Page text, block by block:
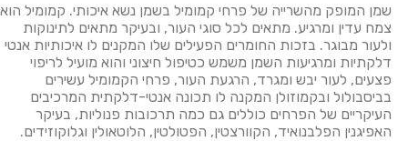
שמן המופק מהשרייה של פרחי קמומיל בשמן נשא איכותי. קמומיל הוא
צמח עדין ומרגיע. מתאים לכל סוגי העור, ובעיקר מתאים לתינוקות
ולעור מבוגר. בזכות החומרים הפעילים שלו המקנים לו איכותיות אנטי
דלקתיות ומרגיעות השמן משמש כטיפול חיצוני והוא מועיל לריפוי
פצעים, לעור יבש ומגרד, הרגעת העור, פרחי הקמומיל עשירים
בביסבולול ובקמוזולן המקנה לו תכונה אנטי-דלקתית המרכיבים
העיקריים של הפרחים כוללים גם כמה תרכובות פנוליות, בעיקר
האפיגנין הפלבנואיד, הקוורצטין, הפטולטין, הלוטאולין וגלוקוזידים.